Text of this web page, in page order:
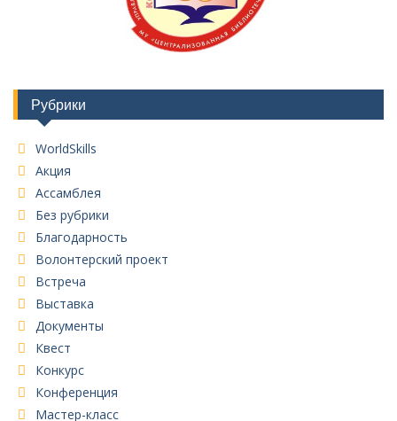
Рубрики
WorldSkills
Акция
Ассамблея
Без рубрики
Благодарность
Волонтерский проект
Встреча
Выставка
Документы
Квест
Конкурс
Конференция
Мастер-класс